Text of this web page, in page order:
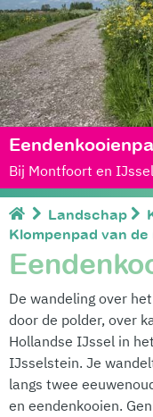
Bij Montfoort en
Landschap
Klompenpad van de
De wandeling over
door de polder, over
Hollandse IJssel in
IJsselstein. Je
langs twee
en eendenkooien.